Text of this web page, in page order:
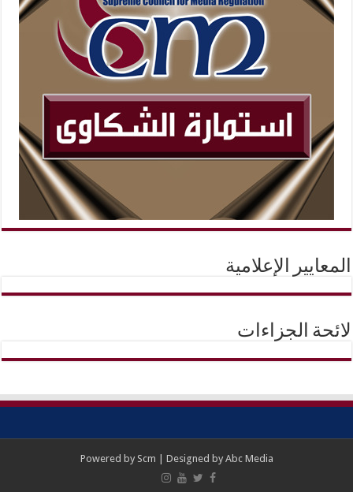
المعايير الإعلامية
لائحة الجزاءات
Powered by Scm | Designed by Abc Media